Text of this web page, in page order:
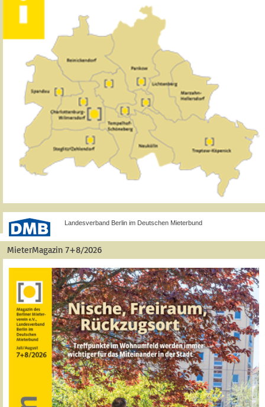
Landesverband Berlin im Deutschen Mieterbund
MieterMagazin 7+8/2026